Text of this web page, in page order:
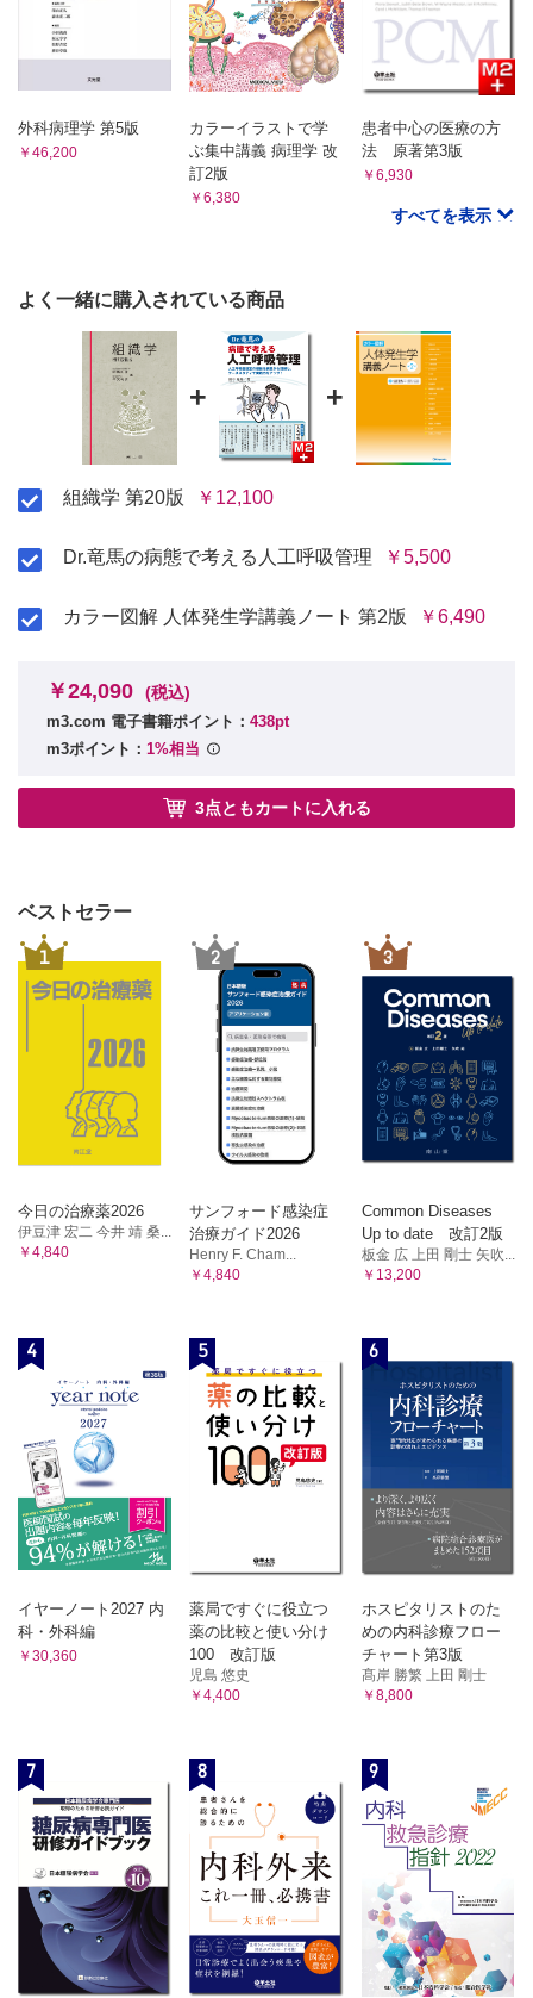
[腺上皮]
B 腺の分類
2．上皮外腺
C 外分泌腺の構造
3．分泌物の性状による分類
5． 腺細胞における分泌物の放出機転による分類
3章 結合・支持組織
[結合組織]
2．結合組織線維
B 結合組織の種類
2．膠様組織
5．弾性組織
6．色素組織
A 硝子軟骨
D 軟骨様組織
E 軟骨の発生と成長
F 軟骨組織の加齢変化
1．石灰化
3．石綿変性
[骨組織]
A 骨組織の構造
1．骨基質
1．ハバース層板
2．介在層板
3．外環状層板と内環状層板
3．破骨細胞
4章 筋組織
[骨格筋組織]
1．骨格筋細胞
2．赤筋線維と白筋線維
[心筋組織]
1．筋原線維と筋小胞体
2．介在板
[平滑筋組織]
5章 神経組織
4．多極神経細胞
B 神経細胞の構造
1．神経原線維
2．ニッスル小体
3．色素
4．分泌顆粒
C 神経細胞の突起
1．樹状突起
外科病理学 第5版
￥46,200
カラーイラストで学
ぶ集中講義 病理学 改
訂2版
￥6,380
患者中心の医療の方
法 原著第3版
￥6,930
すべてを表示
よく一緒に購入されている商品
+ +
組織学 第20版 ￥12,100
Dr.竜馬の病態で考える人工呼吸管理 ￥5,500
カラー図解 人体発生学講義ノート 第2版 ￥6,490
￥24,090 (税込)
m3.com 電子書籍ポイント： 438pt
m3ポイント： 1%相当
3点ともカートに入れる
ベストセラー
1
今日の治療薬2026
伊豆津 宏二 今井 靖 桑...
￥4,840
2
サンフォード感染症
治療ガイド2026
Henry F. Cham...
￥4,840
3
Common Diseases
Up to date 改訂2版
板金 広 上田 剛士 矢吹...
￥13,200
4
イヤーノート2027 内
科・外科編
￥30,360
5
薬局ですぐに役立つ
薬の比較と使い分け
100 改訂版
児島 悠史
￥4,400
6
ホスピタリストのた
めの内科診療フロー
チャート第3版
髙岸 勝繁 上田 剛士
￥8,800
7 8 9